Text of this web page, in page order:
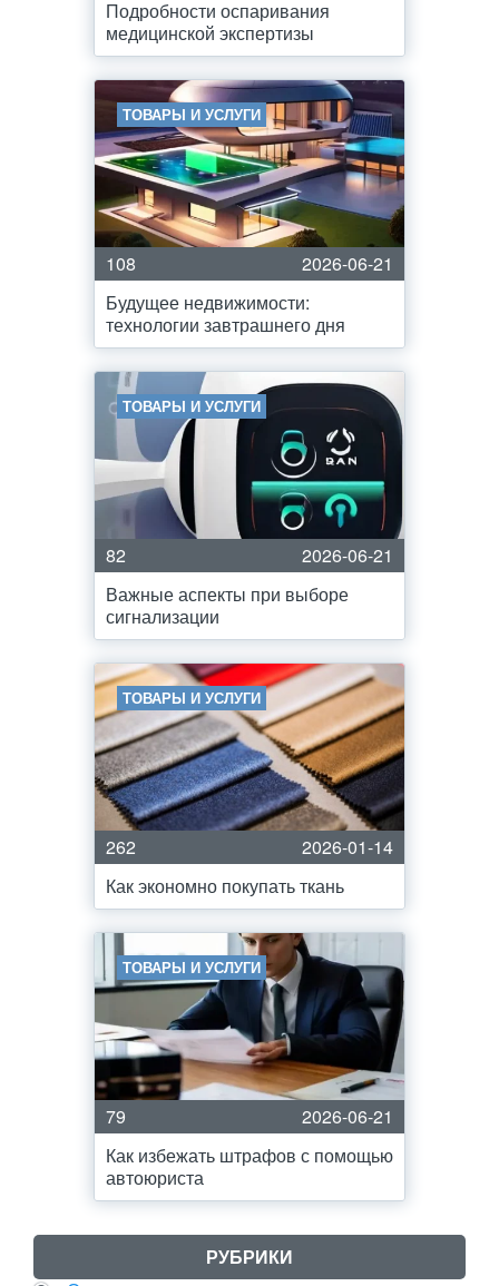
Подробности оспаривания
медицинской экспертизы
ТОВАРЫ И УСЛУГИ
108
2026-06-21
Будущее недвижимости:
технологии завтрашнего дня
ТОВАРЫ И УСЛУГИ
82
2026-06-21
Важные аспекты при выборе
сигнализации
ТОВАРЫ И УСЛУГИ
262
2026-01-14
Как экономно покупать ткань
ТОВАРЫ И УСЛУГИ
79
2026-06-21
Как избежать штрафов с помощью
автоюриста
РУБРИКИ